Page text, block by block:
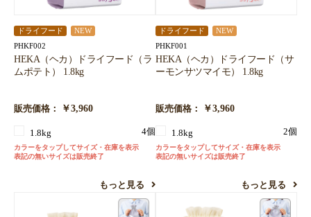
ドライフード NEW
PHKF002
HEKA（ヘカ）ドライフード（ラ
ムポテト） 1.8kg
販売価格： ￥3,960
1.8kg 4個
カラーをタップしてサイズ・在庫を表示
表記の無いサイズは販売終了
もっと見る
ドライフード NEW
PHKF001
HEKA（ヘカ）ドライフード（サ
ーモンサツマイモ） 1.8kg
販売価格： ￥3,960
1.8kg 2個
カラーをタップしてサイズ・在庫を表示
表記の無いサイズは販売終了
もっと見る